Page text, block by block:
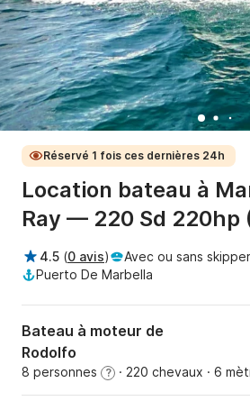
Réservé 1 fois ces dernières 24h
Location bateau à
Ray — 220 Sd 220hp
4.5 (0 avis) Avec ou sans skipper
Puerto De Marbella
Bateau à moteur de
Rodolfo
8 personnes ? · 220 chevaux · 6